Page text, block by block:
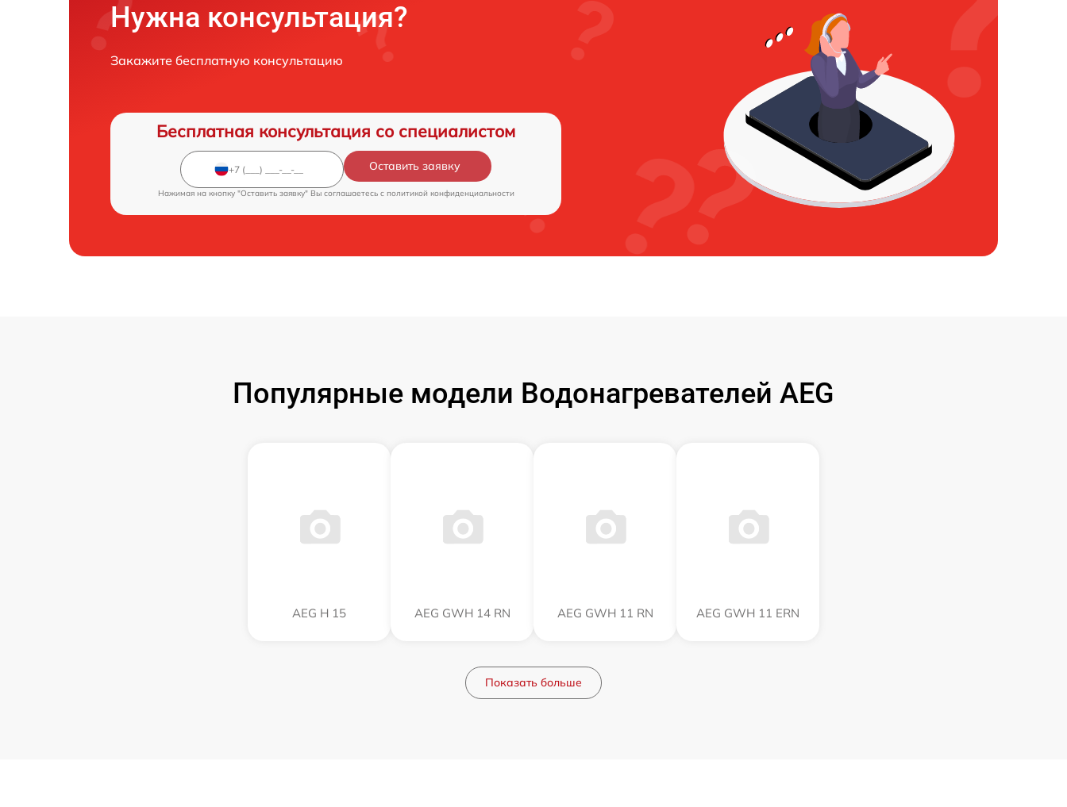
Нужна консультация?
Закажите бесплатную консультацию
Бесплатная консультация со специалистом
Оставить заявку
Нажимая на кнопку "Оставить заявку" Вы соглашаетесь c политикой конфиденциальности
Популярные модели Водонагревателей AEG
AEG H 15 AEG GWH 14 RN AEG GWH 11 RN AEG GWH 11 ERN
Показать больше